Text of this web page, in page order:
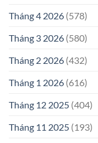
Tháng 4 2026 (578)
Tháng 3 2026 (580)
Tháng 2 2026 (432)
Tháng 1 2026 (616)
Tháng 12 2025 (404)
Tháng 11 2025 (193)